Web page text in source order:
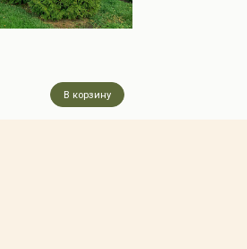
В корзину